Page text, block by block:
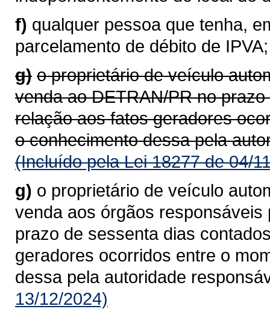
f) qualquer pessoa que tenha,
parcelamento de débito de IPVA;
g) o proprietário de veículo
venda ao DETRAN/PR no
relação aos fatos geradores
o conhecimento dessa pela
(Incluído pela Lei 18277 de 04/
g) o proprietário de veículo
venda aos órgãos
prazo de sessenta dias
geradores ocorridos entre o
dessa pela autoridade
13/12/2024)